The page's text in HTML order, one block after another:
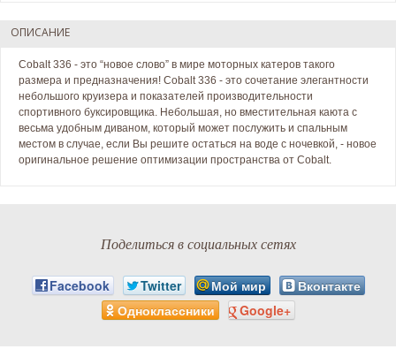
ОПИСАНИЕ
Cobalt 336 - это “новое слово” в мире моторных катеров такого
размера и предназначения! Cobalt 336 - это сочетание элегантности
небольшого круизера и показателей производительности
спортивного буксировщика. Небольшая, но вместительная каюта с
весьма удобным диваном, который может послужить и спальным
местом в случае, если Вы решите остаться на воде с ночевкой, - новое
оригинальное решение оптимизации пространства от Cobalt.
Поделиться в социальных сетях
Facebook Twitter Мой мир
Вконтакте
Одноклассники
Google+